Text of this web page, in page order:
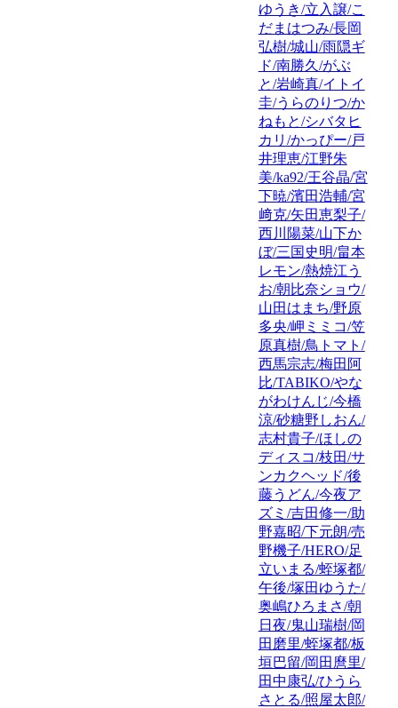
ゆうき/立入譲/こ
だまはつみ/長岡
弘樹/城山/雨隠ギ
ド/南勝久/がぶ
と/岩崎真/イトイ
圭/うらのりつ/か
ねもと/シバタヒ
カリ/かっぴー/戸
井理恵/江野朱
美/ka92/王谷晶/宮
下暁/濱田浩輔/宮
﨑克/矢田恵梨子/
西川陽菜/山下か
ぼ/三国史明/畠本
レモン/熱焼江う
お/朝比奈ショウ/
山田はまち/野原
多央/岬ミミコ/笠
原真樹/鳥トマト/
西馬宗志/梅田阿
比/TABIKO/やな
がわけんじ/今橋
涼/砂糖野しおん/
志村貴子/ほしの
ディスコ/枝田/サ
ンカクヘッド/後
藤うどん/今夜ア
ズミ/吉田修一/助
野嘉昭/下元朗/売
野機子/HERO/足
立いまる/蛭塚都/
午後/塚田ゆうた/
奥嶋ひろまさ/朝
日夜/鬼山瑞樹/岡
田磨里/蛭塚都/板
垣巴留/岡田麿里/
田中康弘/ひうら
さとる/照屋太郎/